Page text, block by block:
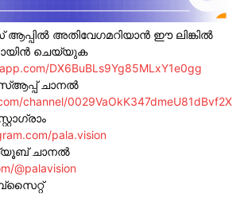
അതിവേഗമറിയാൻ ഈ ലിങ്കിൽ
ചെയ്യുക
DX6BuBLs9Yg85MLxY1e0gg
ചാനൽ
channel/0029VaOkK347dmeU81dBvf2X
pala.vision
ചാനൽ
@palavision